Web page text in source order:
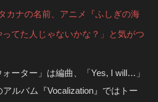
カナの名前、アニメ『ふしぎの海
てた人じゃないかな？」と気がつ
ーター」は編曲、「Yes, I will…」
ルバム『Vocalization』ではトー